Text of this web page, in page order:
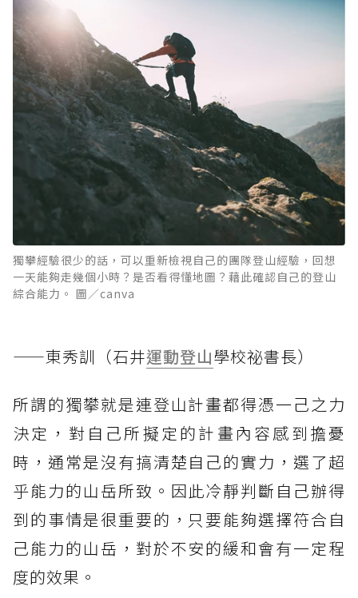
獨攀經驗很少的話，可以重新檢視自己的團隊登山經驗，回想
一天能夠走幾個小時？是否看得懂地圖？藉此確認自己的登山
綜合能力。 圖／canva
——東秀訓（石井運動登山學校祕書長）
所謂的獨攀就是連登山計畫都得憑一己之力
決定，對自己所擬定的計畫內容感到擔憂
時，通常是沒有搞清楚自己的實力，選了超
乎能力的山岳所致。因此冷靜判斷自己辦得
到的事情是很重要的，只要能夠選擇符合自
己能力的山岳，對於不安的緩和會有一定程
度的效果。